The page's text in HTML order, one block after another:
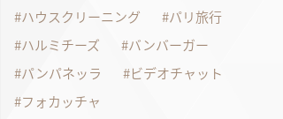
ハウスクリーニング
パリ旅行
ハルミチーズ
バンバーガー
パンパネッラ
ビデオチャット
フォカッチャ